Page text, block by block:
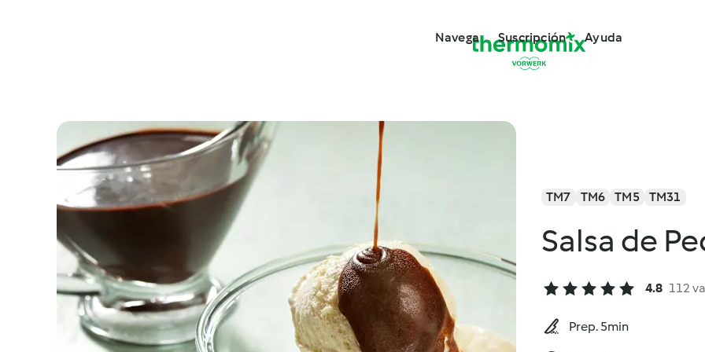
Navega Suscripción Ayuda
TM7 TM6 TM5 TM31
Salsa de
4.8 112
Prep. 5min